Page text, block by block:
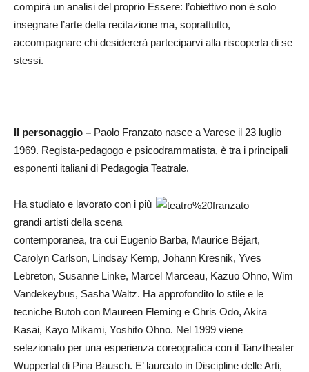
compirà un analisi del proprio Essere: l’obiettivo non è solo
insegnare l’arte della recitazione ma, soprattutto,
accompagnare chi desidererà parteciparvi alla riscoperta di se
stessi.
Il personaggio – Paolo Franzato nasce a Varese il 23 luglio
1969. Regista-pedagogo e psicodrammatista, è tra i principali
esponenti italiani di Pedagogia Teatrale.
Ha studiato e lavorato con i più
grandi artisti della scena
contemporanea, tra cui Eugenio Barba, Maurice Béjart,
Carolyn Carlson, Lindsay Kemp, Johann Kresnik, Yves
Lebreton, Susanne Linke, Marcel Marceau, Kazuo Ohno, Wim
Vandekeybus, Sasha Waltz. Ha approfondito lo stile e le
tecniche Butoh con Maureen Fleming e Chris Odo, Akira
Kasai, Kayo Mikami, Yoshito Ohno. Nel 1999 viene
selezionato per una esperienza coreografica con il Tanztheater
Wuppertal di Pina Bausch. E’ laureato in Discipline delle Arti,